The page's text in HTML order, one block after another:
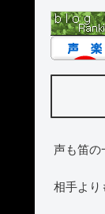
声も笛
相手より